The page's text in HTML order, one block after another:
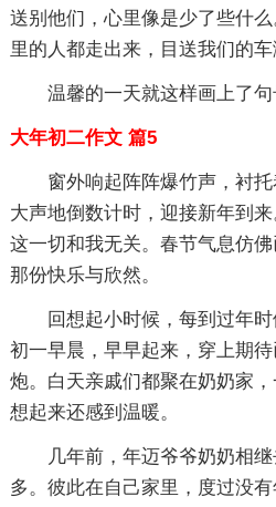
送别他们，心里像是少了些什
里的人都走出来，目送我们的车
温馨的一天就这样画上了句
大年初二作文 篇5
窗外响起阵阵爆竹声，衬
大声地倒数计时，迎接新年到
这一切和我无关。春节气息仿
那份快乐与欣然。
回想起小时候，每到过年
初一早晨，早早起来，穿上期
炮。白天亲戚们都聚在奶奶家
想起来还感到温暖。
几年前，年迈爷爷奶奶相
多。彼此在自己家里，度过没